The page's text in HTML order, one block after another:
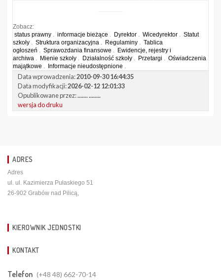
Zobacz:
status prawny . informacje bieżące . Dyrektor . Wicedyrektor . Statut
szkoły . Struktura organizacyjna . Regulaminy . Tablica
ogłoszeń . Sprawozdania finansowe . Ewidencje, rejestry i
archiwa . Mienie szkoły . Działalność szkoły . Przetargi . Oświadczenia
majątkowe . Informacje nieudostępnione .
Data wprowadzenia:2010-09-30 16:44:35
Data modyfikacji:2026-02-12 12:01:33
Opublikowane przez:....... ........
wersja do druku
ADRES
Adres
ul. ul. Kazimierza Pułaskiego 51
26-902 Grabów nad Pilicą,
KIEROWNIK JEDNOSTKI
KONTAKT
Telefon (+48 48) 662-70-14